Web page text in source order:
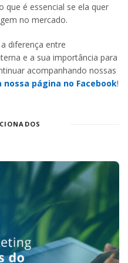
é essencial se ela quer
no mercado.
diferença entre
e a sua importância para
acompanhando nossas
nossa página no Facebook!